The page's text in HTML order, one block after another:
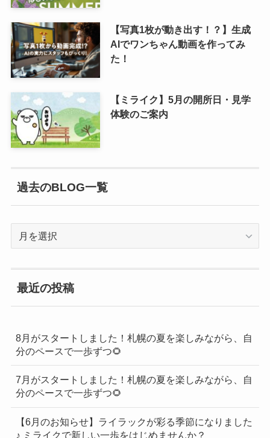
【写真1枚が動き出す！？】生成
AIでワンちゃん動画を作ってみ
た！
【ミライク】5月の開所日・見学
体験のご案内
過去のBLOG一覧
一
覧
最近の投稿
8月がスタートしました！札幌の夏を楽しみながら、自
分のペースで一歩ずつ🌻
7月がスタートしました！札幌の夏を楽しみながら、自
分のペースで一歩ずつ🌻
【6月のお知らせ】ライラックが彩る季節になりました
♪ ミライクで新しい一歩をはじめませんか？